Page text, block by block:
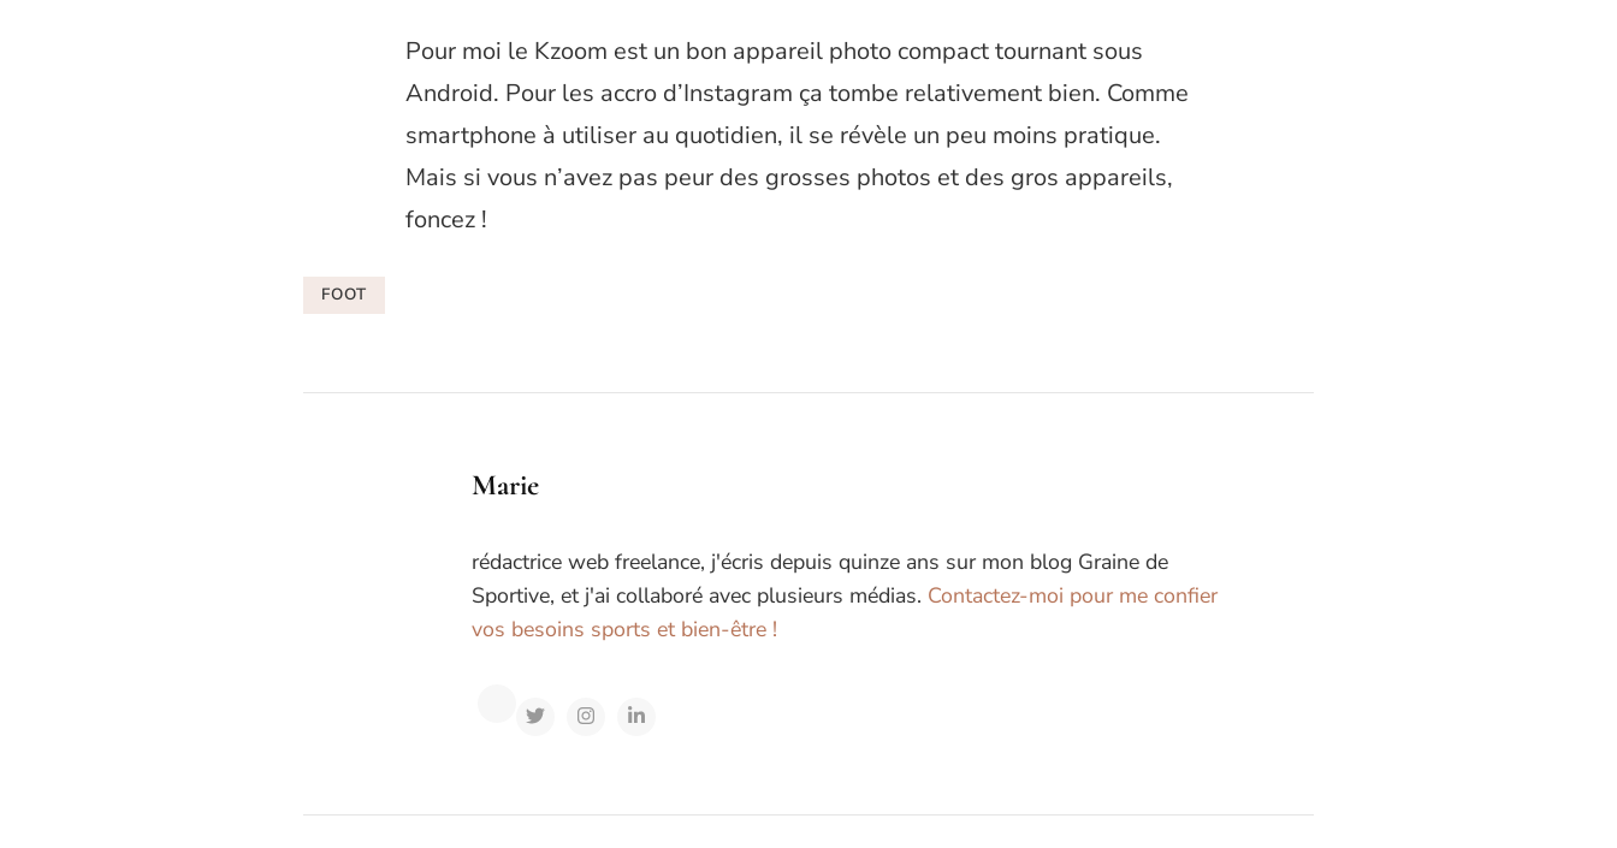
Pour moi le Kzoom est un bon appareil photo compact tournant sous
Android. Pour les accro d’Instagram ça tombe relativement bien. Comme
smartphone à utiliser au quotidien, il se révèle un peu moins pratique.
Mais si vous n’avez pas peur des grosses photos et des gros appareils,
foncez !
FOOT
Marie
rédactrice web freelance, j'écris depuis quinze ans sur mon blog Graine de
Sportive, et j'ai collaboré avec plusieurs médias. Contactez-moi pour me confier
vos besoins sports et bien-être !